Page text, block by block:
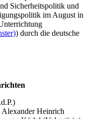
Sicherheitspolitik und
im August in
) durch die deutsche
Heinrich